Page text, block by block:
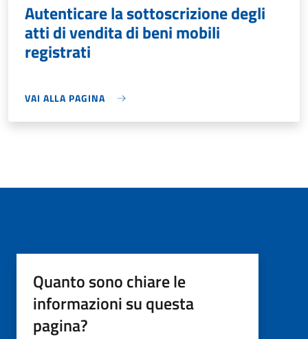
Autenticare la sottoscrizione degli
atti di vendita di beni mobili
registrati
VAI ALLA PAGINA
Quanto sono chiare le
informazioni su questa
pagina?